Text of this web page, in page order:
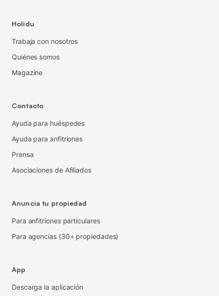
Holidu
Trabaja con nosotros
Quiénes somos
Magazine
Contacto
Ayuda para huéspedes
Ayuda para anfitriones
Prensa
Asociaciones de Afiliados
Anuncia tu propiedad
Para anfitriones particulares
Para agencias (30+ propiedades)
App
Descarga la aplicación